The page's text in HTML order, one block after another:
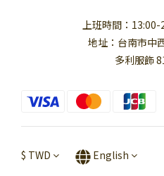
上班時間：13:00-
地址：台南市中
多利服飾
$ TWD English